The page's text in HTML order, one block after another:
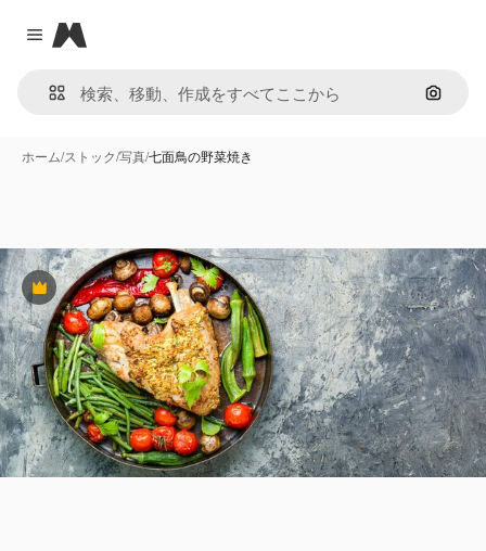
Close menu
Magnific
画像で
ホーム/ストック/写真/七面鳥の野菜焼き
Premium